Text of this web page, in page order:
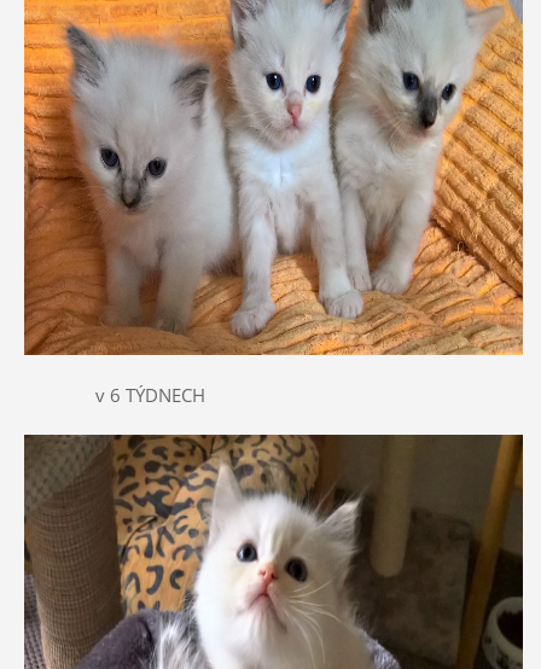
v 6 TÝDNECH